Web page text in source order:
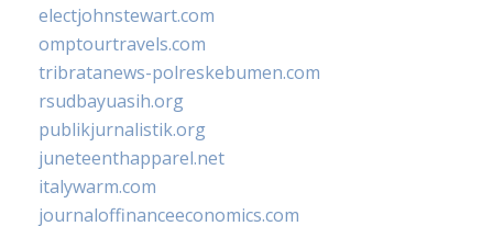
electjohnstewart.com
omptourtravels.com
tribratanews-polreskebumen.com
rsudbayuasih.org
publikjurnalistik.org
juneteenthapparel.net
italywarm.com
journaloffinanceeconomics.com